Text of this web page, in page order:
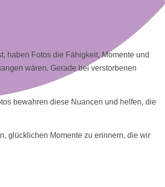
haben Fotos die Fähigkeit, Momente und
wären. Gerade bei verstorbenen
bewahren diese Nuancen und helfen, die
glücklichen Momente zu erinnern, die wir